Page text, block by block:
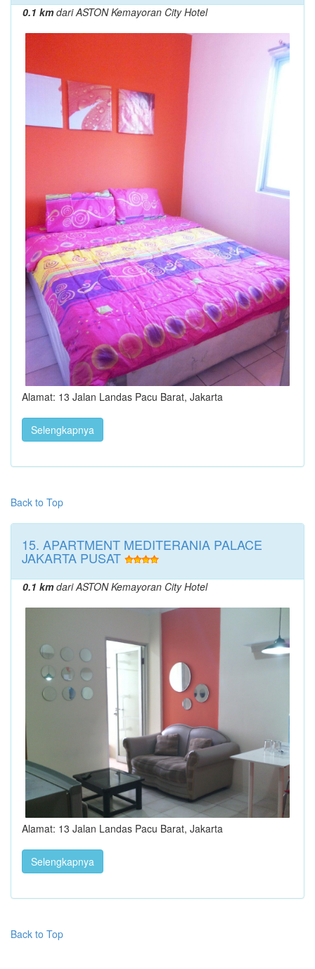
0.1 kmdari ASTON Kemayoran City Hotel
Alamat: 13 Jalan Landas Pacu Barat, Jakarta
Selengkapnya
Back to Top
15. APARTMENT MEDITERANIA PALACE
JAKARTA PUSAT
0.1 kmdari ASTON Kemayoran City Hotel
Alamat: 13 Jalan Landas Pacu Barat, Jakarta
Selengkapnya
Back to Top